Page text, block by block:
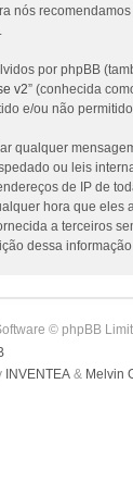
nós
por phpBB
v2” (conhecida
e/ou não
qualquer
ou leis
de IP de
hora que eles
a terceiros
dessa
© phpBB
INVENTEA & Melvin